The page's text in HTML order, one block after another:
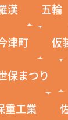
漢 五輪
津町 仮
保まつり
重工業